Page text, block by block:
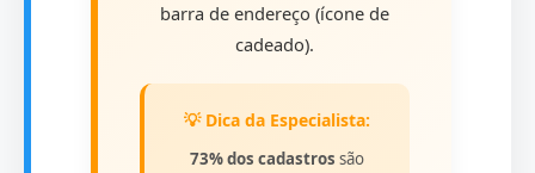
barra de endereço (ícone de
cadeado).
💡 Dica da Especialista:
73% dos cadastros são